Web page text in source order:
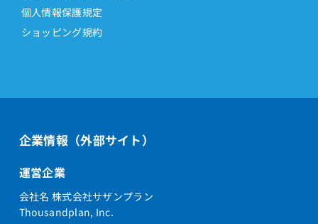
個人情報保護規定
ショッピング規約
企業情報（外部サイト）
運営企業
会社名 株式会社サザンプラン
Thousandplan, Inc.